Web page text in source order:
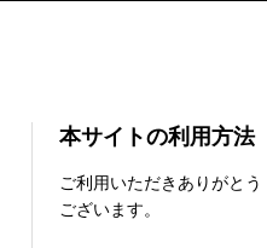
本サイトの利用方法
ご利用いただきありがとう
ございます。